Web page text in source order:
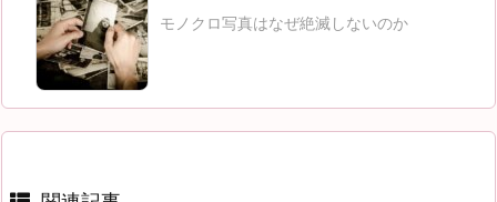
モノクロ写真はなぜ絶滅しないのか